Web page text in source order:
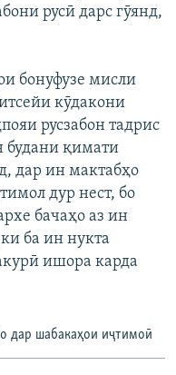
русӣ дарс гӯянд,
бонуфузе мисли
кӯдакони
русзабон тадрис
будани қимати
дар ин мактабҳо
дур нест, бо
бачаҳо аз ин
ба ин нукта
ишора карда
дар шабакаҳои иҷтимоӣ